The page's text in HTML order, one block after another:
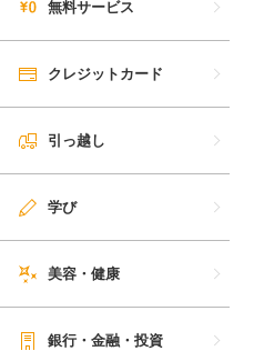
無料サービス
クレジットカード
引っ越し
学び
美容・健康
銀行・金融・投資